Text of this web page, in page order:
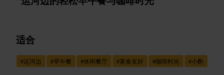
适合
#运河边 #早午餐 #休闲餐厅 #素食友好 #咖啡时光 #小酌